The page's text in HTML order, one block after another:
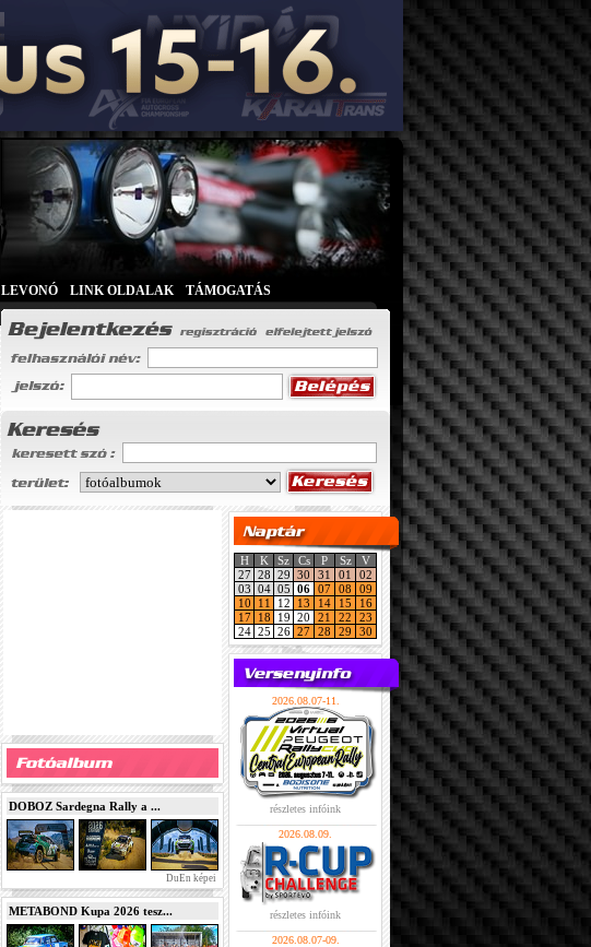
LEVONÓ LINK OLDALAK TÁMOGATÁS
DOBOZ Sardegna Rally a ...
DuEn képei
METABOND Kupa 2026 tesz...
H K Sz Cs P Sz
V
27 28 29 30 31 01
02
03 04 05 06 07 08
09
10
11 12 13 14 15
16
17
18 19 20 21 22
23
24 25 26 27 28 29 30
2026.08.07-11.
részletes infóink
2026.08.09.
részletes infóink
2026.08.07-09.